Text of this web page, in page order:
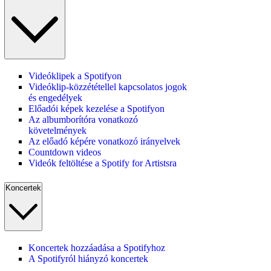
Videóklipek a Spotifyon
Videóklip-közzététellel kapcsolatos jogok
és engedélyek
Előadói képek kezelése a Spotifyon
Az albumborítóra vonatkozó
követelmények
Az előadó képére vonatkozó irányelvek
Countdown videos
Videók feltöltése a Spotify for Artistsra
Koncertek
Koncertek hozzáadása a Spotifyhoz
A Spotifyról hiányzó koncertek